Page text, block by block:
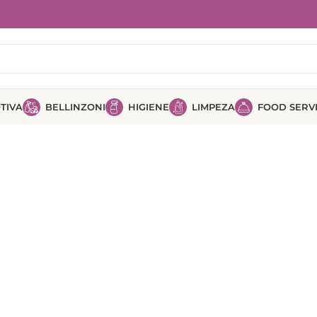
BELLINZONI HIGIENE LIMPEZA FOOD